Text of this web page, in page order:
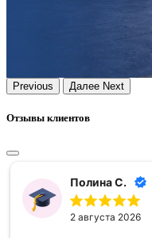
Previous Далее Next
Отзывы клиентов
Полина С.
2 августа 2026